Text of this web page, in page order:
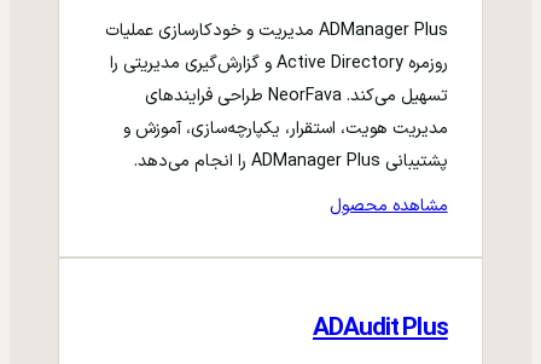
ADManager Plus مدیریت و خودکارسازی عملیات
روزمره Active Directory و گزارش‌گیری مدیریتی را
تسهیل می‌کند. NeorFava طراحی فرایندهای
مدیریت هویت، استقرار، یکپارچه‌سازی، آموزش و
پشتیبانی ADManager Plus را انجام می‌دهد.
مشاهده محصول
ADAudit Plus